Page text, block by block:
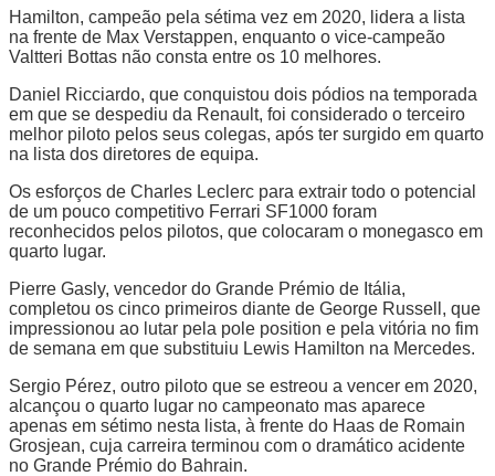
Hamilton, campeão pela sétima vez em 2020, lidera a lista
na frente de Max Verstappen, enquanto o vice-campeão
Valtteri Bottas não consta entre os 10 melhores.
Daniel Ricciardo, que conquistou dois pódios na temporada
em que se despediu da Renault, foi considerado o terceiro
melhor piloto pelos seus colegas, após ter surgido em quarto
na lista dos diretores de equipa.
Os esforços de Charles Leclerc para extrair todo o potencial
de um pouco competitivo Ferrari SF1000 foram
reconhecidos pelos pilotos, que colocaram o monegasco em
quarto lugar.
Pierre Gasly, vencedor do Grande Prémio de Itália,
completou os cinco primeiros diante de George Russell, que
impressionou ao lutar pela pole position e pela vitória no fim
de semana em que substituiu Lewis Hamilton na Mercedes.
Sergio Pérez, outro piloto que se estreou a vencer em 2020,
alcançou o quarto lugar no campeonato mas aparece
apenas em sétimo nesta lista, à frente do Haas de Romain
Grosjean, cuja carreira terminou com o dramático acidente
no Grande Prémio do Bahrain.